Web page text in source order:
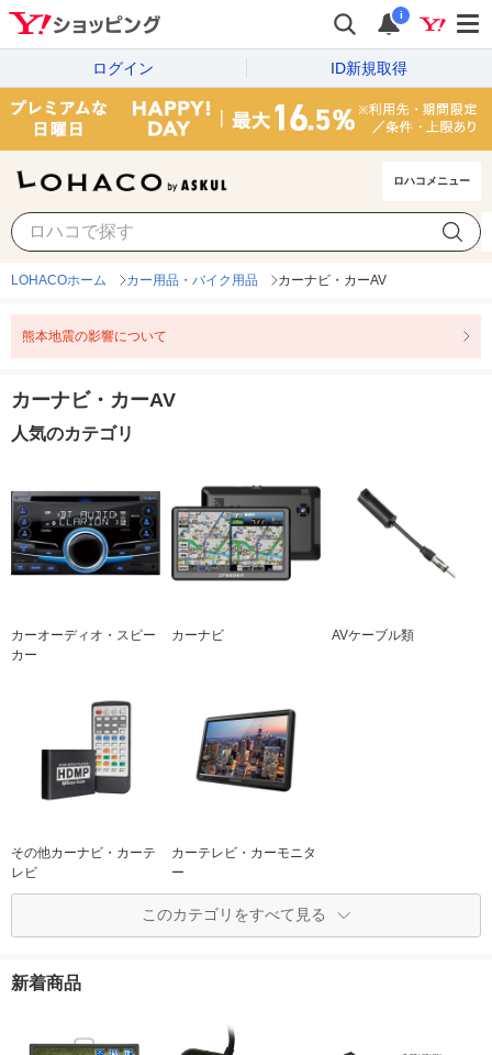
i
ログイン ID新規取得
ロハコメニュー
LOHACOホーム カー用品・バイク用品 カーナビ・カーAV
熊本地震の影響について
カーナビ・カーAV
人気のカテゴリ
カーオーディオ・スピー
カー
カーナビ AVケーブル類
その他カーナビ・カーテ
レビ
カーテレビ・カーモニタ
ー
このカテゴリをすべて見る
新着商品